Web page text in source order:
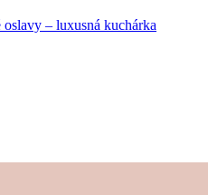
– luxusná kuchárka